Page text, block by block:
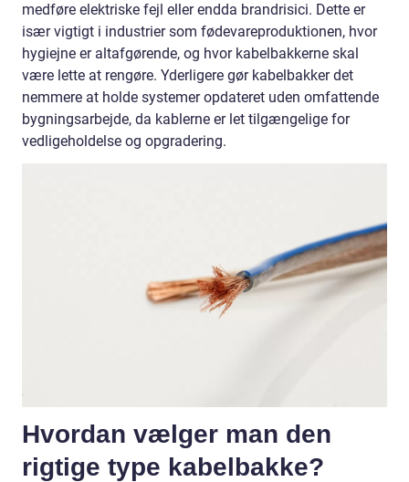
medføre elektriske fejl eller endda brandrisici. Dette er
især vigtigt i industrier som fødevareproduktionen, hvor
hygiejne er altafgørende, og hvor kabelbakkerne skal
være lette at rengøre. Yderligere gør kabelbakker det
nemmere at holde systemer opdateret uden omfattende
bygningsarbejde, da kablerne er let tilgængelige for
vedligeholdelse og opgradering.
Hvordan vælger man den
rigtige type kabelbakke?